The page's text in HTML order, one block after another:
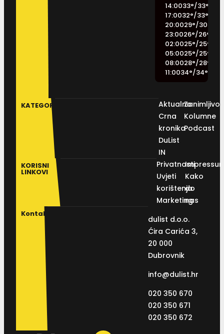
14:0033°/33°
17:0032°/33°
20:0029°/30
23:0026°/26°
02:0025°/25°
05:0025°/25°
08:0028°/28°
11:0034°/34°
KATEGORIJE
Aktualno
Crna
kronika
DuList
IN
Kolumne
Podcast
KORISNI
LINKOVI
Privatnosti
Uvjeti
korištenja
Marketing
Kako
do
nas
Kontakt
dulist d.o.o.
Ćira Carića 3,
20 000
Dubrovnik
info@dulist.hr
020 350 670
020 350 671
020 350 672